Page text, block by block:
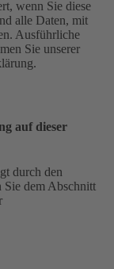
wenn Sie diese
alle Daten, mit
Ausführliche
Sie unserer
auf dieser
durch den
Sie dem Abschnitt